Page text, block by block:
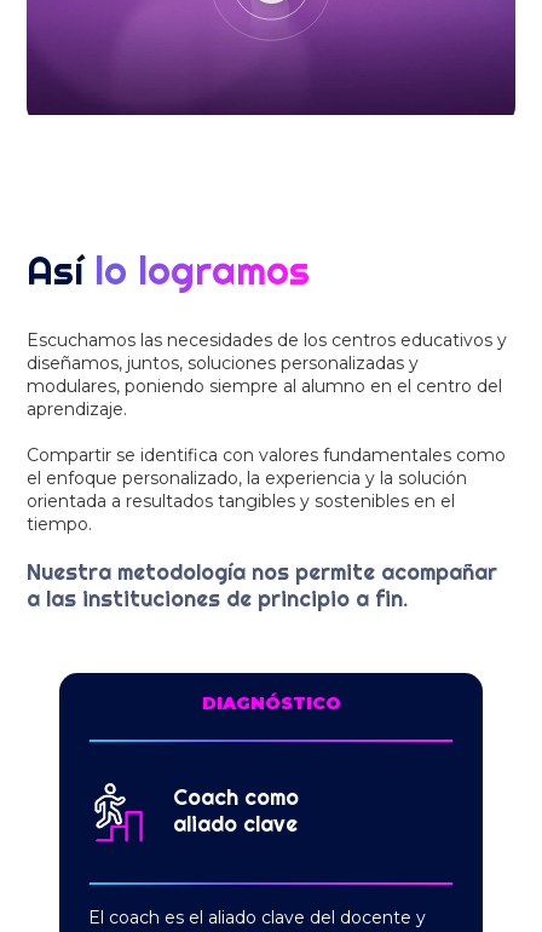
Así lo logramos
Escuchamos las necesidades de los centros educativos y
diseñamos, juntos, soluciones personalizadas y
modulares, poniendo siempre al alumno en el centro del
aprendizaje.
Compartir se identifica con valores fundamentales como
el enfoque personalizado, la experiencia y la solución
orientada a resultados tangibles y sostenibles en el
tiempo.
Nuestra metodología nos permite acompañar
a las instituciones de principio a fin.
DIAGNÓSTICO
Coach como
aliado clave
El coach es el aliado clave del docente y